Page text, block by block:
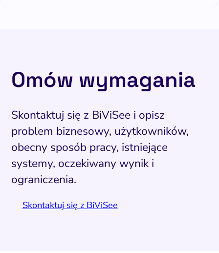
Omów wymagania
Skontaktuj się z BiViSee i opisz
problem biznesowy, użytkowników,
obecny sposób pracy, istniejące
systemy, oczekiwany wynik i
ograniczenia.
Skontaktuj się z BiViSee